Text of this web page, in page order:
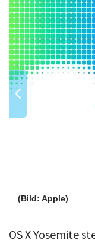
(Bild: Apple)
OS X Yosemite